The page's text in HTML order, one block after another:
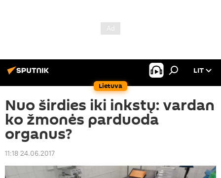
Lietuva
LIT
Nuo širdies iki inkstų: vardan
ko žmonės parduoda
organus?
11:18 24.06.2017